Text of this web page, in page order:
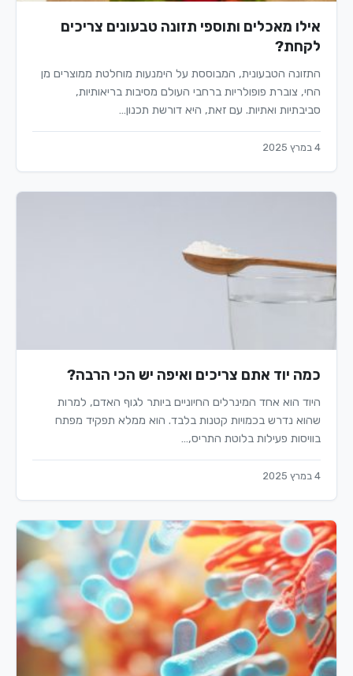
אילו מאכלים ותוספי תזונה טבעונים צריכים
לקחת?
התזונה הטבעונית, המבוססת על הימנעות מוחלטת ממוצרים מן
החי, צוברת פופולריות ברחבי העולם מסיבות בריאותיות,
סביבתיות ואתיות. עם זאת, היא דורשת תכנון…
4 במרץ 2025
כמה יוד אתם צריכים ואיפה יש הכי הרבה?
היוד הוא אחד המינרלים החיוניים ביותר לגוף האדם, למרות
שהוא נדרש בכמויות קטנות בלבד. הוא ממלא תפקיד מפתח
בוויסות פעילות בלוטת התריס,…
4 במרץ 2025